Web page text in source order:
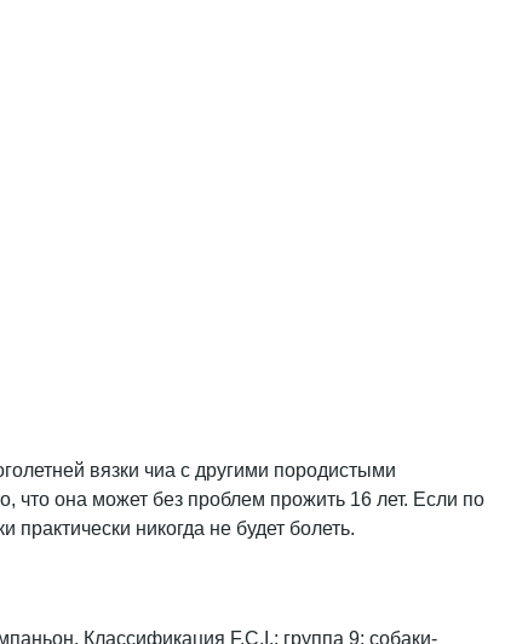
вязки чиа с другими породистыми
что она может без проблем прожить 16 лет. Если по
никогда не будет болеть.
Классификация F.C.I.: группа 9: собаки-